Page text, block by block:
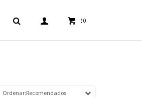
$0
Recomendados